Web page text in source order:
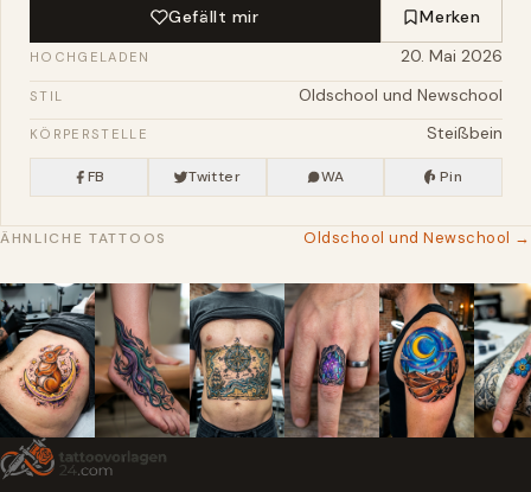
Gefällt mir Merken
HOCHGELADEN 20. Mai 2026
STIL Oldschool und Newschool
KÖRPERSTELLE Steißbein
FB Twitter WA Pin
ÄHNLICHE TATTOOS Oldschool und Newschool →